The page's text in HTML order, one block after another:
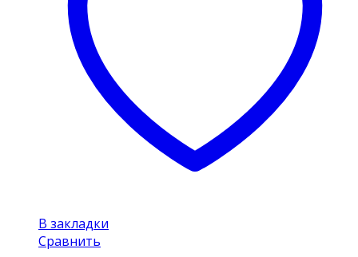
В закладки
Сравнить